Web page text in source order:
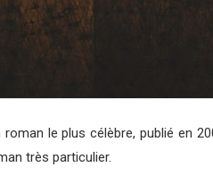
le plus célèbre, publié en
très particulier.